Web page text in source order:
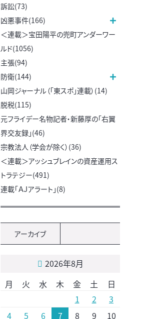
訴訟(73)
凶悪事件(166)
＜連載＞宝田陽平の兜町アンダーワー
ルド(1056)
主張(94)
防衛(144)
山岡ジャーナル（「東スポ」連載）(14)
脱税(115)
元フライデー名物記者・新藤厚の「右翼
界交友録」(46)
宗教法人（学会が除く）(36)
＜連載＞アッシュブレインの資産運用ス
トラテジー(491)
連載「ＡＪアラート」(8)
アーカイブ
2026年8月
月
火 水 木 金 土
日
1
2
3
4
5 6 7 8 9 10